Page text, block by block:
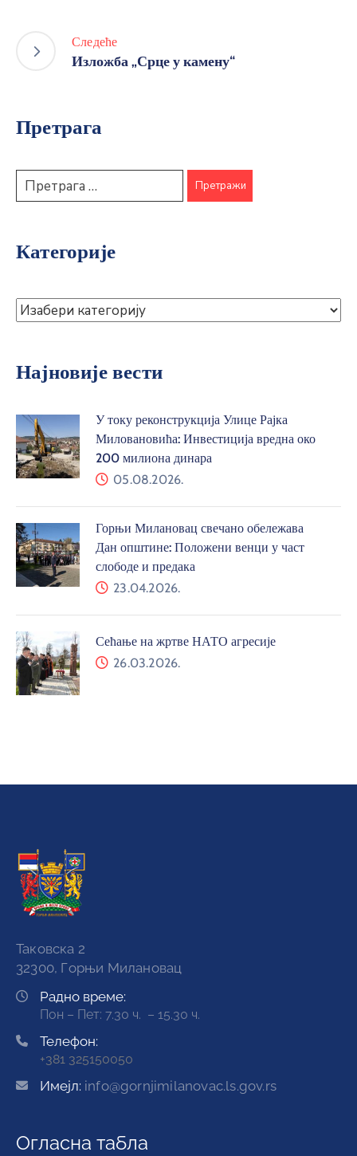
Следеће
Изложба „Срце у камену“
Претрага
Категорије
Најновије вести
У току реконструкција Улице Рајка
Миловановића: Инвестиција вредна око
200 милиона динара
05.08.2026.
Горњи Милановац свечано обележава
Дан општине: Положени венци у част
слободе и предака
23.04.2026.
Сећање на жртве НАТО агресије
26.03.2026.
Таковска 2
32300, Горњи Милановац
Радно време:
Пон – Пет: 7.30 ч. – 15.30 ч.
Телефон:
+381 325150050
Имејл: info@gornjimilanovac.ls.gov.rs
Огласна табла